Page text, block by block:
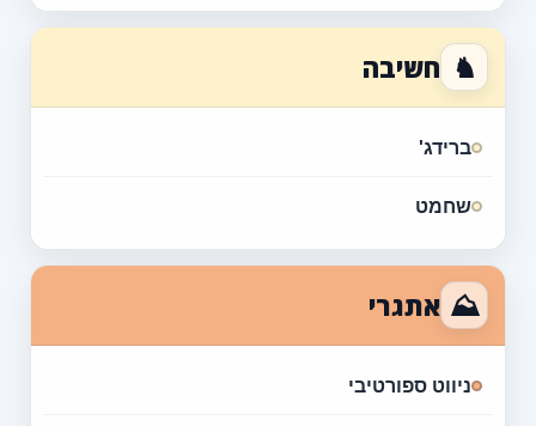
♞ חשיבה
ברידג'
שחמט
⛰ אתגרי
ניווט ספורטיבי